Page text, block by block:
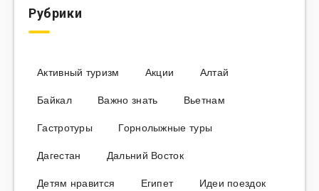
Рубрики
Активный туризм Акции
Алтай
Байкал
Важно знать
Вьетнам
Гастротуры
Горнолыжные туры
Дагестан
Дальний Восток
Детям нравится
Египет
Идеи поездок